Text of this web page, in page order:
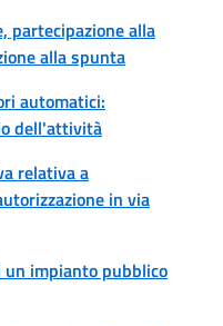
partecipazione alla
alla spunta
automatici:
dell'attività
relativa a
in via
un impianto pubblico